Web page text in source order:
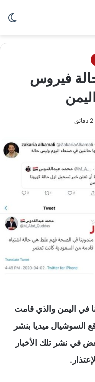
فيروس
في اليمن والذي قامت
السوشيال ميديا بنشر
في نشر تلك الأخبار